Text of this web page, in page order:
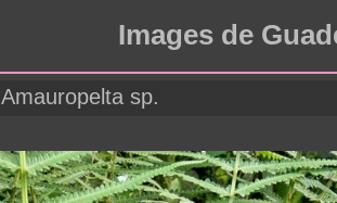
Images de
Amauropelta sp.